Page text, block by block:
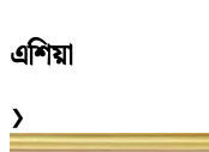
এশিয়া
❯